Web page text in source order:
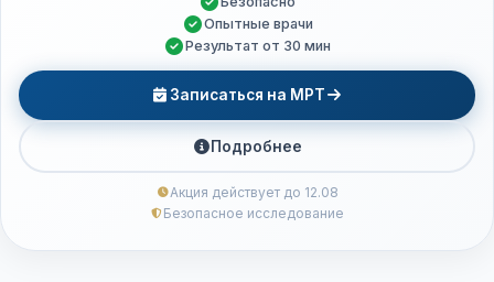
Опытные врачи
Результат от 30 мин
Записаться на МРТ
Подробнее
Акция действует до 12.08
Безопасное исследование